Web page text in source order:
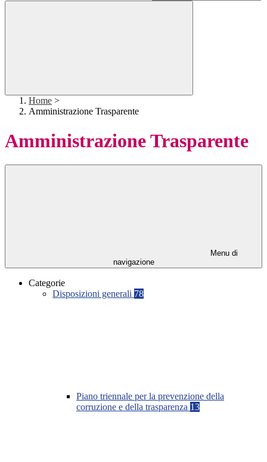
Home >
Amministrazione Trasparente
Amministrazione Trasparente
Menu di
navigazione
Categorie
Disposizioni generali 78
Piano triennale per la prevenzione della
corruzione e della trasparenza 13